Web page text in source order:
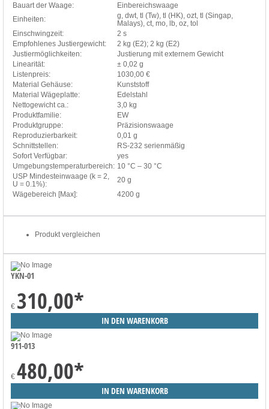
Bauart der Waage:
Einbereichswaage
Einheiten:
g, dwt, tl (Tw), tl (HK), ozt, tl (Singap,
Malays), ct, mo, lb, oz, tol
Einschwingzeit:
2 s
Empfohlenes Justiergewicht:
2 kg (E2); 2 kg (E2)
Justiermöglichkeiten:
Justierung mit externem Gewicht
Linearität:
± 0,02 g
Listenpreis:
1030,00 €
Material Gehäuse:
Kunststoff
Material Wägeplatte:
Edelstahl
Nettogewicht ca.:
3,0 kg
Produktfamilie:
EW
Produktgruppe:
Präzisionswaage
Reproduzierbarkeit:
0,01 g
Schnittstellen:
RS-232 serienmäßig
Sofort Verfügbar:
yes
Umgebungstemperaturbereich: 10 °C – 30 °C
USP Mindesteinwaage (k = 2,
U = 0.1%):
20 g
Wägebereich [Max]:
4200 g
Produkt vergleichen
YKN-01
€ 310,00*
911-013
€ 480,00*